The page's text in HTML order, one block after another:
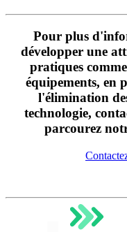
Pour plus
développer une
pratiques
équipements, en
l'élimination
technologie,
parcourez